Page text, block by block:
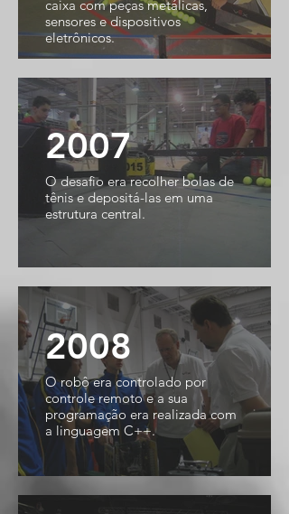
caixa com peças metálicas,
sensores e dispositivos
eletrônicos.
2007
O desafio era recolher bolas de
tênis e depositá-las em uma
estrutura central.
2008
O robô era controlado por
controle remoto e a sua
programação era realizada com
a linguagem C++.